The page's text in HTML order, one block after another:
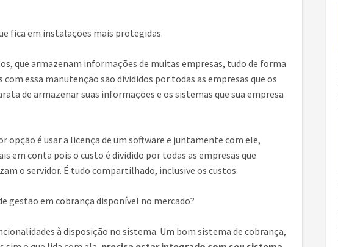
fica em instalações mais protegidas.
que armazenam informações de muitas empresas, tudo de forma
com essa manutenção são divididos por todas as empresas que os
de armazenar suas informações e os sistemas que sua empresa
opção é usar a licença de um software e juntamente com ele,
em conta pois o custo é dividido por todas as empresas que
o servidor. É tudo compartilhado, inclusive os custos.
gestão em cobrança disponível no mercado?
à disposição no sistema. Um bom sistema de cobrança,